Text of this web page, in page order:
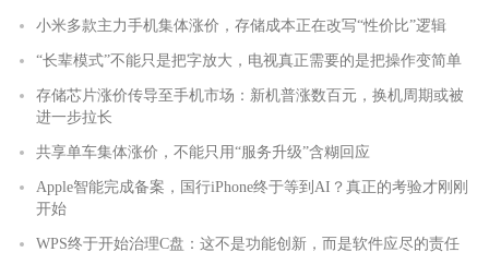
小米多款主力手机集体涨价，存储成本正在改写“性价比”逻辑
“长辈模式”不能只是把字放大，电视真正需要的是把操作变简单
存储芯片涨价传导至手机市场：新机普涨数百元，换机周期或被
进一步拉长
共享单车集体涨价，不能只用“服务升级”含糊回应
Apple智能完成备案，国行iPhone终于等到AI？真正的考验才刚刚
开始
WPS终于开始治理C盘：这不是功能创新，而是软件应尽的责任